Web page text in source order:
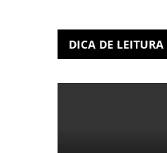
DICA DE LEITURA